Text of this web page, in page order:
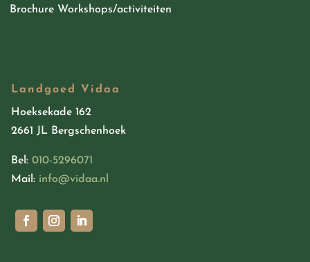
Brochure Workshops/activiteiten
Landgoed Vidaa
Hoeksekade 162
2661 JL Bergschenhoek
Bel:010-5296071
Mail: info@vidaa.nl